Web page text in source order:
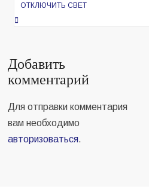
ОТКЛЮЧИТЬ СВЕТ
Добавить
комментарий
Для отправки комментария
вам необходимо
авторизоваться.